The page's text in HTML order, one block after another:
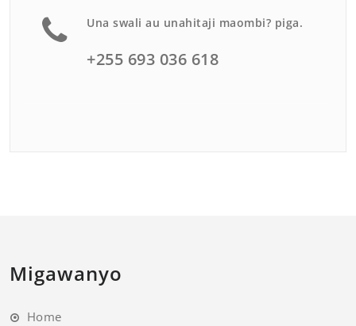
Una swali au unahitaji maombi? piga.
+255 693 036 618
Migawanyo
Home